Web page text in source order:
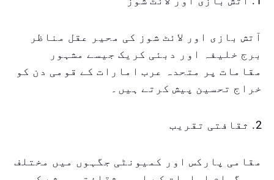
آتش بازی اور لائٹ شوز کی محیر عقل مناظر
برج خلیفہ اور دبئی کریک جیسے مشہور
مقامات پر متحدہ عرب امارات کے قومی دن کو
خراج تحسین پیش کرتے ہیں۔
2. ثقافتی تقریب
مقامی پارکس اور کمیونٹی جگہوں میں مختلف